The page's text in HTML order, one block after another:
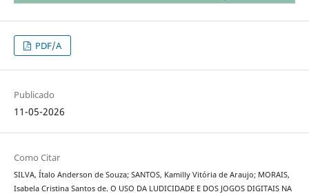
PDF/A
Publicado
11-05-2026
Como Citar
SILVA, Ítalo Anderson de Souza; SANTOS, Kamilly Vitória de Araujo; MORAIS,
Isabela Cristina Santos de. O USO DA LUDICIDADE E DOS JOGOS DIGITAIS NA